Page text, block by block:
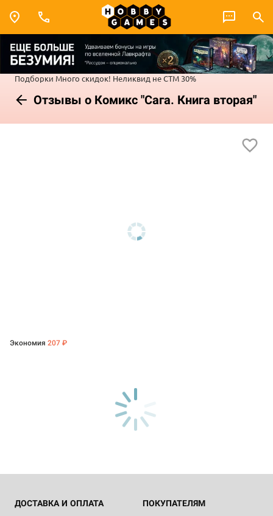
Подборки Много скидок! Неликвид не СТМ 30%
Отзывы о Комикс "Сага. Книга вторая"
Экономия 207 ₽
ДОСТАВКА И ОПЛАТА ПОКУПАТЕЛЯМ